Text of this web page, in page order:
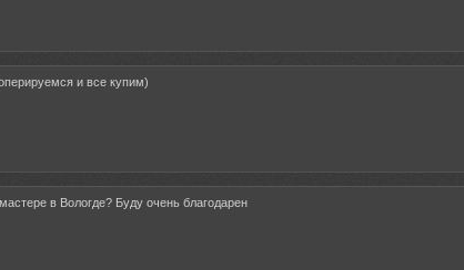
и все купим)
в Вологде? Буду очень благодарен